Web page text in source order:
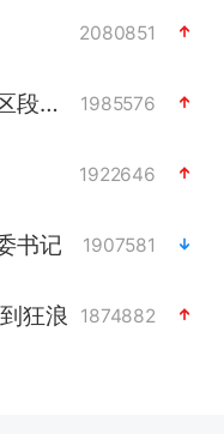
2080851
上海轨交全网络地面高架区段限速运行 1985576
1922646
书记 1907581
狂浪 1874882